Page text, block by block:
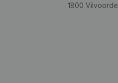
1800 Vilvoorde